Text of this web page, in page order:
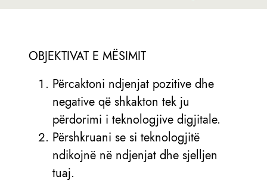
OBJEKTIVAT E MËSIMIT
Përcaktoni ndjenjat pozitive dhe
negative që shkakton tek ju
përdorimi i teknologjive digjitale.
Përshkruani se si teknologjitë
ndikojnë në ndjenjat dhe sjelljen
tuaj.